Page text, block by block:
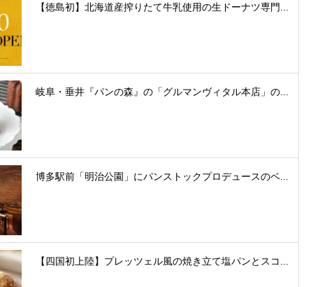
【徳島初】北海道産搾りたて牛乳使用の生ドーナツ専門...
岐阜・垂井『パンの森』の「グルマンヴィタル本店」の...
博多駅前「明治公園」にパンストックプロデュースのベ...
【四国初上陸】プレッツェル風の焼き立て塩パンとスコ...